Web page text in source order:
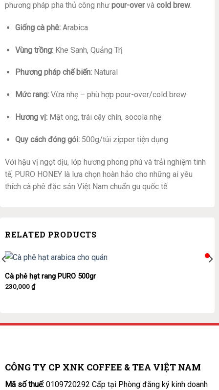
phương pháp pha thủ công như pour-overvà cold brew.
Giống cà phê:Arabica
Vùng trồng:Khe Sanh, Quảng Trị
Phương pháp chế biến:Natural
Mức rang:Vừa nhẹ – phù hợp pour-over/cold brew
Hương vị:Mật ong, trái cây chín, socola nhẹ
Quy cách đóng gói:500g/túi zipper tiện dụng
Với hậu vị ngọt dịu, lớp hương phong phú và trải nghiệm tinh
tế, PURO HONEY là lựa chọn hoàn hảo cho những ai yêu
thích cà phê đặc sản Việt Nam chuẩn gu quốc tế.
RELATED PRODUCTS
Cà phê hạt rang PURO 500gr
230,000₫
CÔNG TY CP XNK COFFEE & TEA VIỆT NAM
Mã số thuế:0109720292 Cấp tại Phòng đăng ký kinh doanh